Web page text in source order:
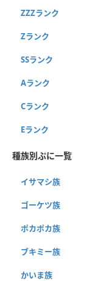
ZZZランク
Zランク
SSランク
Aランク
Cランク
Eランク
種族別ぷに一覧
イサマシ族
ゴーケツ族
ポカポカ族
ブキミー族
かいま族